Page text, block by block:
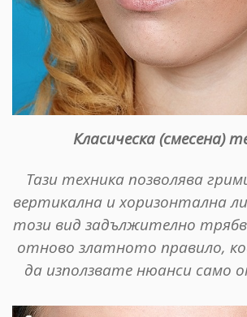
Класическа (смесена)
Тази техника позволява
вертикална и хоризонтална
този вид задължително
отново златното правило,
да използвате нюанси само